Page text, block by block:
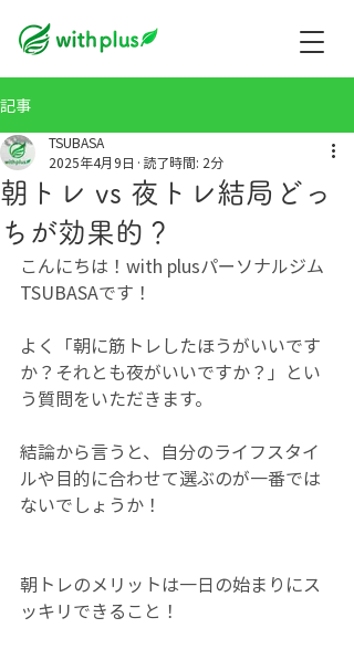
記事
朝トレ vs 夜トレ結局どっ
ちが効果的？
TSUBASA
2025年4月9日 読了時間: 2分
こんにちは！with plusパーソナルジム
TSUBASAです！
よく「朝に筋トレしたほうがいいです
か？それとも夜がいいですか？」とい
う質問をいただきます。
結論から言うと、自分のライフスタイ
ルや目的に合わせて選ぶのが一番では
ないでしょうか！
朝トレのメリットは一日の始まりにス
ッキリできること！